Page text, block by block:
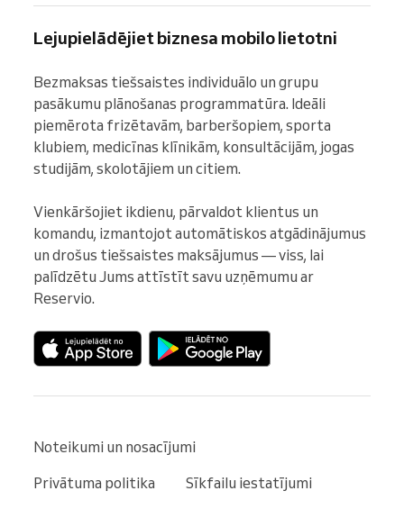
Lejupielādējiet biznesa mobilo lietotni
Bezmaksas tiešsaistes individuālo un grupu
pasākumu plānošanas programmatūra. Ideāli
piemērota frizētavām, barberšopiem, sporta
klubiem, medicīnas klīnikām, konsultācijām, jogas
studijām, skolotājiem un citiem.
Vienkāršojiet ikdienu, pārvaldot klientus un
komandu, izmantojot automātiskos atgādinājumus
un drošus tiešsaistes maksājumus — viss, lai
palīdzētu Jums attīstīt savu uzņēmumu ar
Reservio.
Noteikumi un nosacījumi
Privātuma politika
Sīkfailu iestatījumi